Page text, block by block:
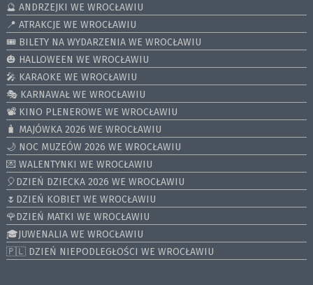
🔮 ANDRZEJKI WE WROCŁAWIU
📍 ATRAKCJE WE WROCŁAWIU
🎟️ BILETY NA WYDARZENIA WE WROCŁAWIU
🎃 HALLOWEEN WE WROCŁAWIU
🎤 KARAOKE WE WROCŁAWIU
🎭 KARNAWAŁ WE WROCŁAWIU
📽️ KINO PLENEROWE WE WROCŁAWIU
🧳 MAJÓWKA 2026 WE WROCŁAWIU
🌙 NOC MUZEÓW 2026 WE WROCŁAWIU
💌 WALENTYNKI WE WROCŁAWIU
🎈DZIEŃ DZIECKA 2026 WE WROCŁAWIU
🌷DZIEŃ KOBIET WE WROCŁAWIU
🌹DZIEŃ MATKI WE WROCŁAWIU
🎓JUWENALIA WE WROCŁAWIU
🇵🇱 DZIEŃ NIEPODLEGŁOŚCI WE WROCŁAWIU